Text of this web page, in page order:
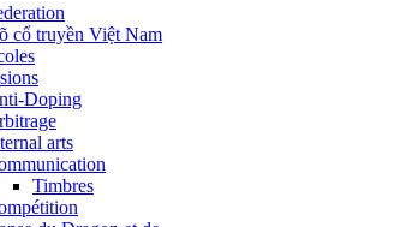
cổ truyền Việt Nam
Doping
arts
Timbres